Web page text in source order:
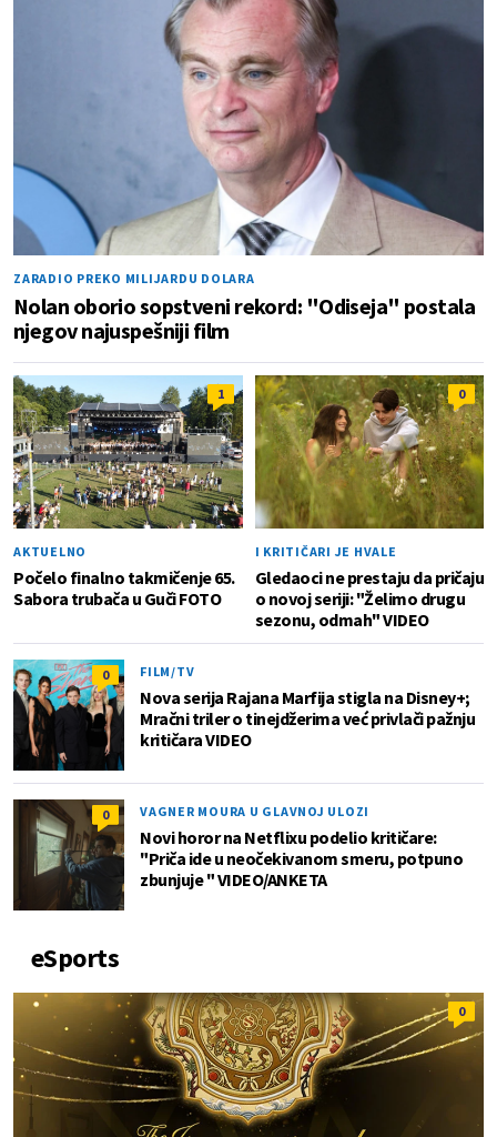
ZARADIO PREKO MILIJARDU DOLARA
Nolan oborio sopstveni rekord: "Odiseja" postala
njegov najuspešniji film
1
AKTUELNO
Počelo finalno takmičenje 65.
Sabora trubača u Guči FOTO
0
I KRITIČARI JE HVALE
Gledaoci ne prestaju da pričaju
o novoj seriji: "Želimo drugu
sezonu, odmah" VIDEO
0 FILM/TV
Nova serija Rajana Marfija stigla na Disney+;
Mračni triler o tinejdžerima već privlači pažnju
kritičara VIDEO
0 VAGNER MOURA U GLAVNOJ ULOZI
Novi horor na Netflixu podelio kritičare:
"Priča ide u neočekivanom smeru, potpuno
zbunjuje " VIDEO/ANKETA
eSports
0